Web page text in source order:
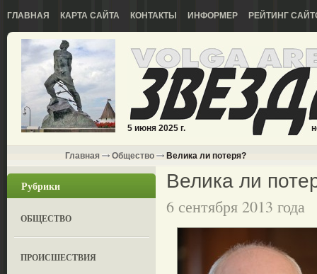
ГЛАВНАЯ КАРТА САЙТА КОНТАКТЫ ИНФОРМЕР РЕЙТИНГ
5 июня 2025 г.
Главная Общество Велика ли потеря?
Рубрики
ОБЩЕСТВО
ПРОИСШЕСТВИЯ
Велика ли
6 сентября 2013 года